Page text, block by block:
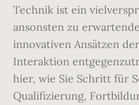
Technik ist ein
ansonsten zu
innovativen Ansätzen
Interaktion
hier, wie Sie Schritt für
Qualifizierung,